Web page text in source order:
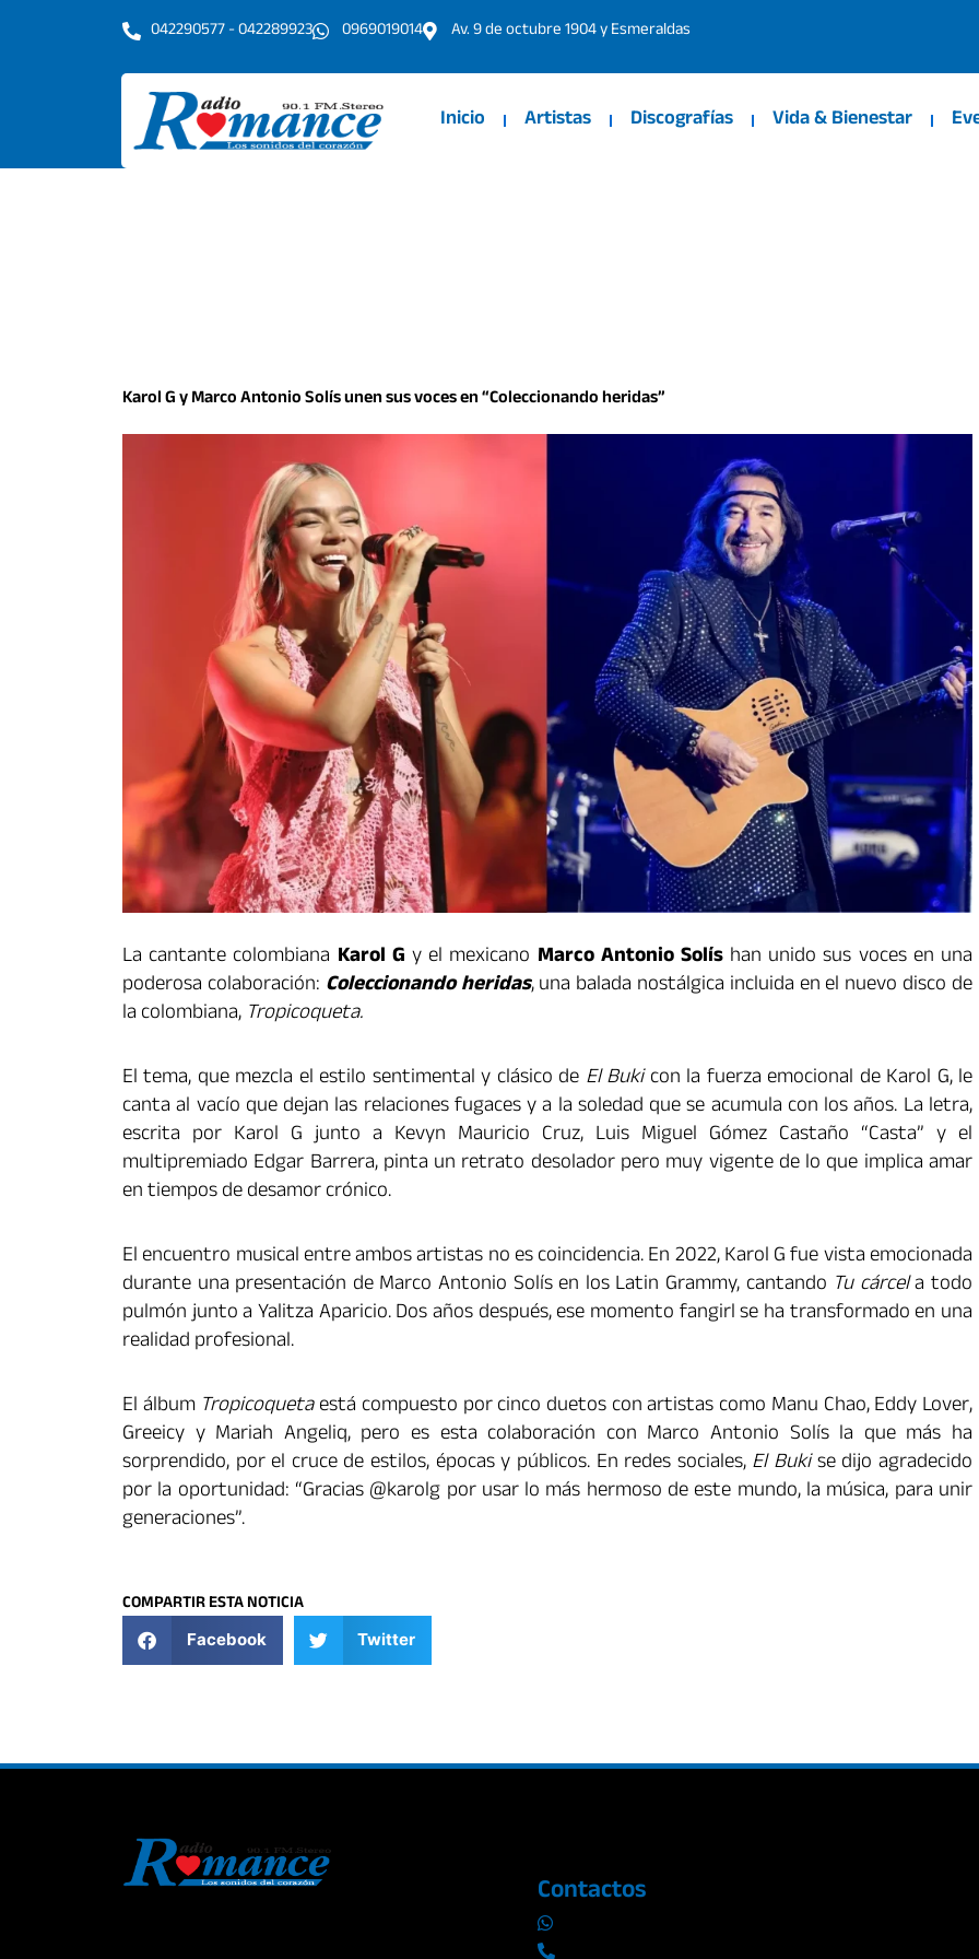
042290577 - 042289923 0969019014 Av. 9 de octubre 1904 y Esmeraldas
Inicio Artistas Discografías Vida & Bienestar
Karol G y Marco Antonio Solís unen sus voces en “Coleccionando heridas”
La cantante colombiana Karol G y el mexicano Marco Antonio Solíshan unido sus voces en una
poderosa colaboración: Coleccionando heridas, una balada nostálgica incluida en el nuevo disco de
la colombiana, Tropicoqueta.
El tema, que mezcla el estilo sentimental y clásico de El Bukicon la fuerza emocional de Karol G, le
canta al vacío que dejan las relaciones fugaces y a la soledad que se acumula con los años. La letra,
escrita por Karol G junto a Kevyn Mauricio Cruz, Luis Miguel Gómez Castaño “Casta” y el
multipremiado Edgar Barrera, pinta un retrato desolador pero muy vigente de lo que implica amar
en tiempos de desamor crónico.
El encuentro musical entre ambos artistas no es coincidencia. En 2022, Karol G fue vista emocionada
durante una presentación de Marco Antonio Solís en los Latin Grammy, cantando Tu cárcela todo
pulmón junto a Yalitza Aparicio. Dos años después, ese momento fangirl se ha transformado en una
realidad profesional.
El álbum Tropicoquetaestá compuesto por cinco duetos con artistas como Manu Chao, Eddy Lover,
Greeicy y Mariah Angeliq, pero es esta colaboración con Marco Antonio Solís la que más ha
sorprendido, por el cruce de estilos, épocas y públicos. En redes sociales,El Bukise dijo agradecido
por la oportunidad: “Gracias @karolg por usar lo más hermoso de este mundo, la música, para unir
generaciones”.
COMPARTIR ESTA NOTICIA
Facebook Twitter
Contactos